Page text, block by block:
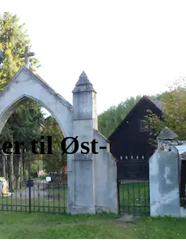
til Øst-